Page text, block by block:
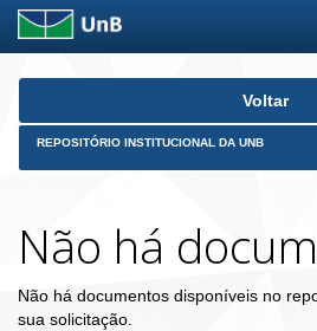
Skip
Voltar
REPOSITÓRIO INSTITUCIONAL DA UNB
Não há
Não há documentos disponíveis no
sua solicitação.